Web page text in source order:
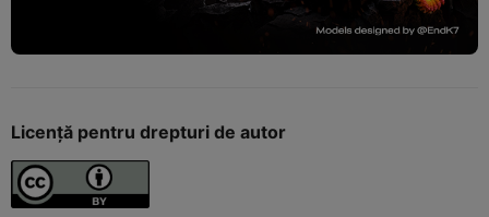
Licență pentru drepturi de autor